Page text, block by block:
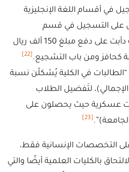
في أقسام اللغة الإنجليزية
على التسجيل في قسم
الرياضيات لأن المحافظة دأبت على دفع مبلغ 150 ألف ريال
كحافز ومن باب التشجيع. [22]
“الطالبات في الكلية يُشكلّن نسبة
لتَفضيل الطلاب
عسكرية حيث يحصلون على
[23]
التخصصات الإنسانية فقط،
بالكليات العلمية أيضًا والتي